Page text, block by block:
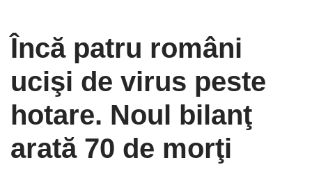
Încă patru români
ucişi de virus peste
hotare. Noul bilanţ
arată 70 de morţi